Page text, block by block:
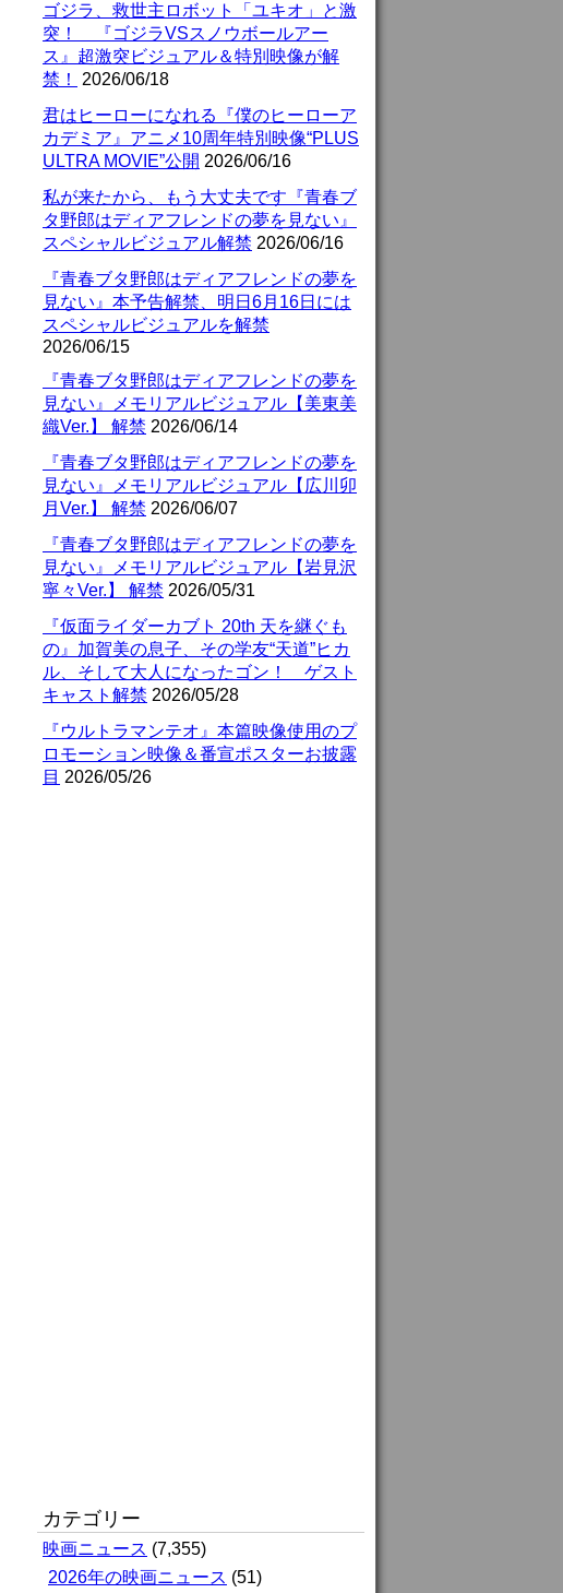
ゴジラ、救世主ロボット「ユキオ」と激
突！ 『ゴジラVSスノウボールアー
ス』超激突ビジュアル＆特別映像が解
禁！
2026/06/18
君はヒーローになれる『僕のヒーローア
カデミア』アニメ10周年特別映像“PLUS
ULTRA MOVIE”公開 2026/06/16
私が来たから、もう大丈夫です『青春ブ
タ野郎はディアフレンドの夢を見ない』
スペシャルビジュアル解禁 2026/06/16
『青春ブタ野郎はディアフレンドの夢を
見ない』本予告解禁、明日6月16日には
スペシャルビジュアルを解禁
2026/06/15
『青春ブタ野郎はディアフレンドの夢を
見ない』メモリアルビジュアル【美東美
織Ver.】 解禁 2026/06/14
『青春ブタ野郎はディアフレンドの夢を
見ない』メモリアルビジュアル【広川卯
月Ver.】 解禁 2026/06/07
『青春ブタ野郎はディアフレンドの夢を
見ない』メモリアルビジュアル【岩見沢
寧々Ver.】 解禁 2026/05/31
『仮面ライダーカブト 20th 天を継ぐも
の』加賀美の息子、その学友“天道”ヒカ
ル、そして大人になったゴン！ ゲスト
キャスト解禁 2026/05/28
『ウルトラマンテオ』本篇映像使用のプ
ロモーション映像＆番宣ポスターお披露
目 2026/05/26
カテゴリー
映画ニュース (7,355)
2026年の映画ニュース (51)